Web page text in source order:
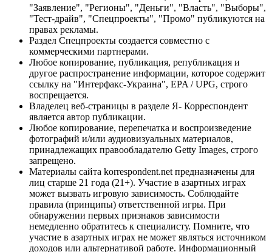
"Заявление", "Регионы", "Деньги", "Власть", "Выборы",
"Тест-драйв", "Спецпроекты", "Промо" публикуются на
правах рекламы.
Раздел Спецпроекты создается совместно с
коммерческими партнерами.
Любое копирование, публикация, републикация и
другое распространение информации, которое содержит
ссылку на "Интерфакс-Украина", EPA / UPG, строго
воспрещается.
Владелец веб-страницы в разделе Я- Корреспондент
является автор публикации.
Любое копирование, перепечатка и воспроизведение
фотографий и/или аудиовизуальных материалов,
принадлежащих правообладателю Getty Images, строго
запрещено.
Материалы сайта korrespondent.net предназначены для
лиц старше 21 года (21+). Участие в азартных играх
может вызвать игровую зависимость. Соблюдайте
правила (принципы) ответственной игры. При
обнаружении первых признаков зависимости
немедленно обратитесь к специалисту. Помните, что
участие в азартных играх не может являться источником
доходов или альтернативой работе. Информационный